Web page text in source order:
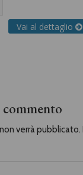
Vai al dettaglio
verrà